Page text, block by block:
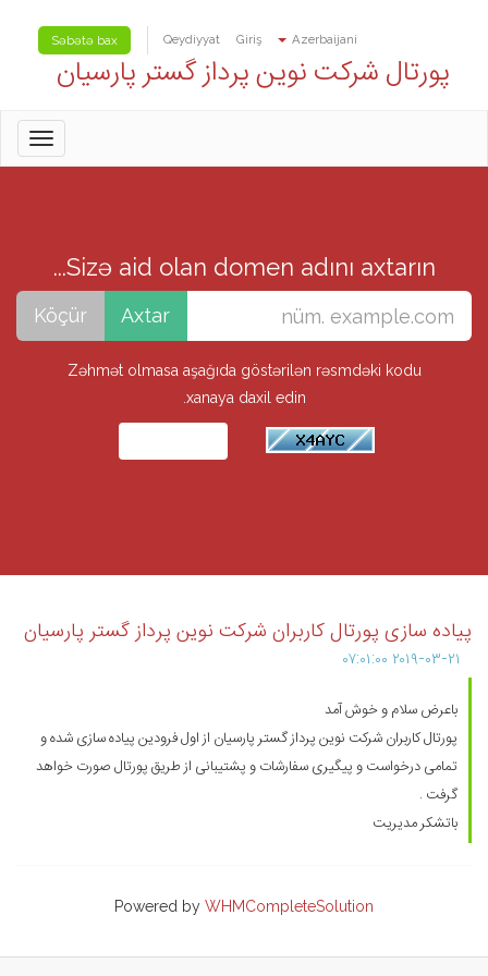
Azerbaijani
Giriş
Qeydiyyat
Səbətə bax
پورتال شرکت نوین پرداز گستر پارسیان
Sizə aid olan domen adını axtarın...
Zəhmət olmasa aşağıda göstərilən rəsmdəki kodu
xanaya daxil edin.
پیاده سازی پورتال کاربران شرکت نوین پرداز گستر پارسیان
۲۰۱۹-۰۳-۲۱ ۰۷:۰۱:۰۰
باعرض سلام و خوش آمد
پورتال کاربران شرکت نوین پرداز گستر پارسیان از اول فرودین پیاده سازی شده و
تمامی درخواست و پیگیری سفارشات و پشتیبانی از طریق پورتال صورت خواهد
گرفت .
باتشکر مدیریت
Powered by WHMCompleteSolution